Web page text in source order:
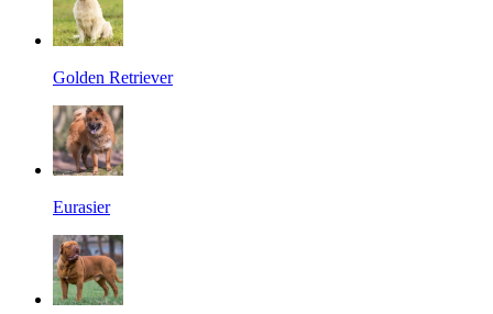
Golden Retriever
Eurasier